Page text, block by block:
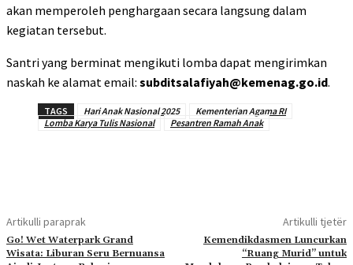
akan memperoleh penghargaan secara langsung dalam
kegiatan tersebut.
Santri yang berminat mengikuti lomba dapat mengirimkan
naskah ke alamat email: subditsalafiyah@kemenag.go.id.
TAGS Hari Anak Nasional 2025
Kementerian Agama RI
Lomba Karya Tulis Nasional
Pesantren Ramah Anak
Artikulli paraprak
Go! Wet Waterpark Grand
Wisata: Liburan Seru Bernuansa
Artikulli tjetër
Kemendikdasmen Luncurkan
“Ruang Murid” untuk